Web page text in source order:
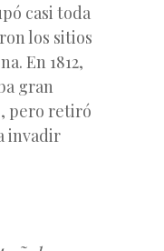
casi toda
los sitios
En 1812,
gran
pero retiró
invadir